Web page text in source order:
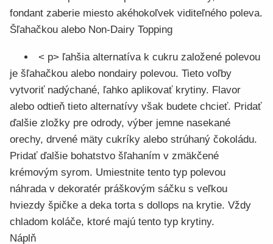
fondant zaberie miesto akéhokoľvek viditeľného poleva.
Šľahačkou alebo Non-Dairy Topping
< p> ľahšia alternatíva k cukru založené polevou
je šľahačkou alebo nondairy polevou. Tieto voľby
vytvoriť nadýchané, ľahko aplikovať krytiny. Flavor
alebo odtieň tieto alternatívy však budete chcieť. Pridať
ďalšie zložky pre odrody, výber jemne nasekané
orechy, drvené mäty cukríky alebo strúhaný čokoládu.
Pridať ďalšie bohatstvo šľahaním v zmäkčené
krémovým syrom. Umiestnite tento typ polevou
náhrada v dekoratér práškovým sáčku s veľkou
hviezdy špičke a deka torta s dollops na krytie. Vždy
chladom koláče, ktoré majú tento typ krytiny.
Náplň